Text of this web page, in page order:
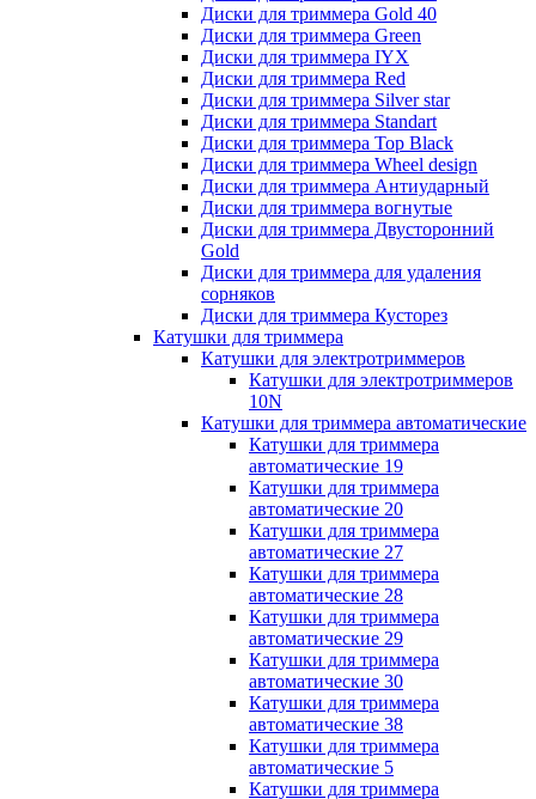
Диски для триммера Gold 40
Диски для триммера Green
Диски для триммера IYX
Диски для триммера Red
Диски для триммера Silver star
Диски для триммера Standart
Диски для триммера Top Black
Диски для триммера Wheel design
Диски для триммера Антиударный
Диски для триммера вогнутые
Диски для триммера Двусторонний
Gold
Диски для триммера для удаления
сорняков
Диски для триммера Кусторез
Катушки для триммера
Катушки для электротриммеров
Катушки для электротриммеров
10N
Катушки для триммера автоматические
Катушки для триммера
автоматические 19
Катушки для триммера
автоматические 20
Катушки для триммера
автоматические 27
Катушки для триммера
автоматические 28
Катушки для триммера
автоматические 29
Катушки для триммера
автоматические 30
Катушки для триммера
автоматические 38
Катушки для триммера
автоматические 5
Катушки для триммера